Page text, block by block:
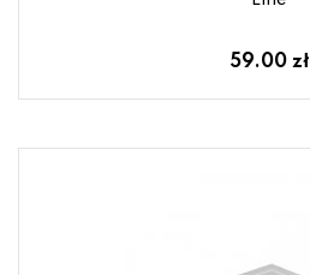
59.00 zł